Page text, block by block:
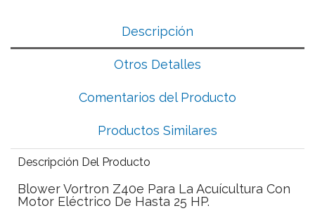
Descripción
Otros Detalles
Comentarios del Producto
Productos Similares
Descripción Del Producto
Blower Vortron Z40e Para La Acuícultura Con
Motor Eléctrico De Hasta 25 HP.